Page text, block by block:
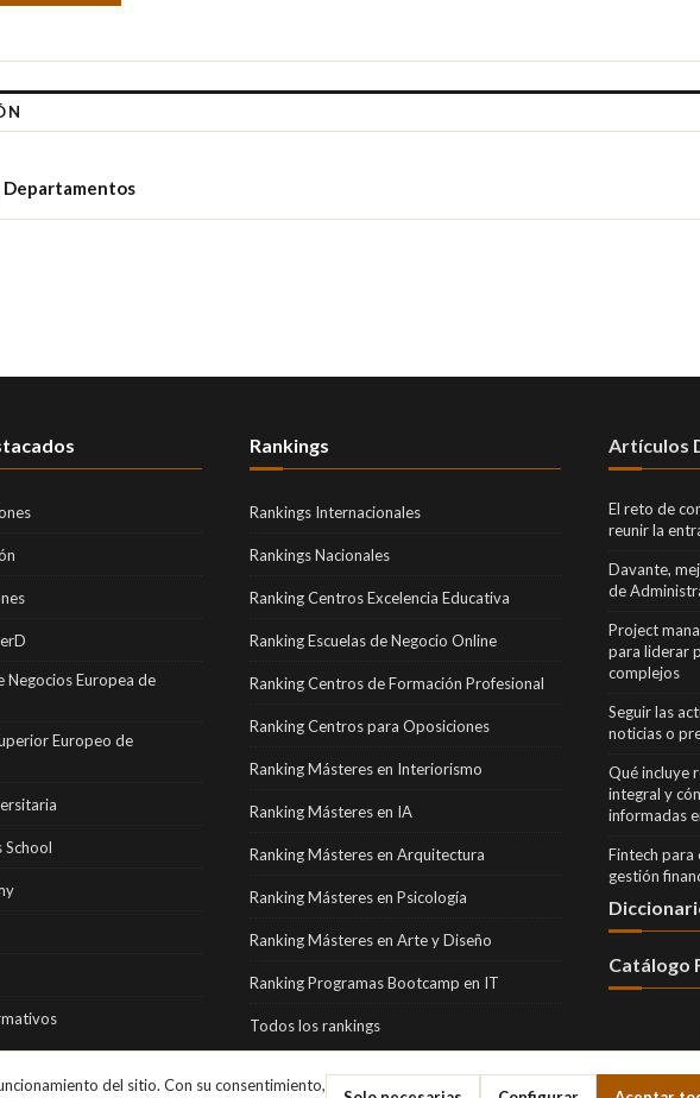
Departamentos
Negocios Europea de
Europeo de
School
Rankings
Rankings Internacionales
Rankings Nacionales
Ranking Centros Excelencia Educativa
Ranking Escuelas de Negocio Online
Ranking Centros de Formación Profesional
Ranking Centros para Oposiciones
Ranking Másteres en Interiorismo
Ranking Másteres en IA
Ranking Másteres en Arquitectura
Ranking Másteres en Psicología
Ranking Másteres en Arte y Diseño
Ranking Programas Bootcamp en IT
Todos los rankings
Artículos
El reto de
reunir la
Davante,
de
Project
para liderar
complejos
Seguir las
noticias o
Qué incluye
integral y
informadas
Fintech para
gestión
Catálogo
del sitio. Con su consentimiento,